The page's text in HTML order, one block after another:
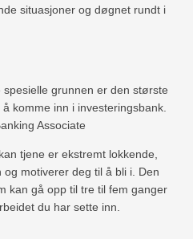
situasjoner og døgnet rundt i
grunnen er den største
komme inn i investeringsbank.
Associate
tjene er ekstremt lokkende,
motiverer deg til å bli i. Den
kan gå opp til tre til fem ganger
du har sette inn.